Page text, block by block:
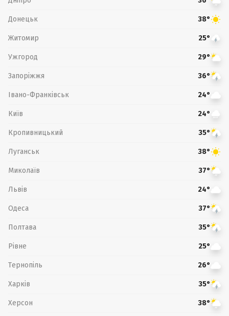
Донецьк 38°
Житомир 25°
Ужгород 29°
Запоріжжя 36°
Івано-Франківськ 24°
Київ 24°
Кропивницький 35°
Луганськ 38°
Миколаїв 37°
Львів 24°
Одеса 37°
Полтава 35°
Рівне 25°
Тернопіль 26°
Харків 35°
Херсон 38°